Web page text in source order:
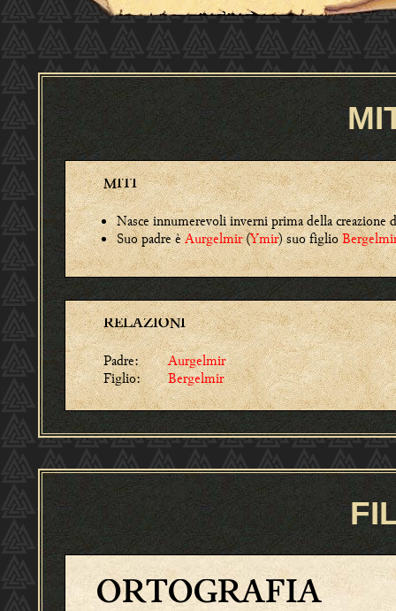
MITI
Nasce innumerevoli inverni prima della creazione
Suo padre èAurgelmir(Ymir) suo figlio
RELAZIONI
Padre:
Figlio:
Aurgelmir
Bergelmir
ORTOGRAFIA